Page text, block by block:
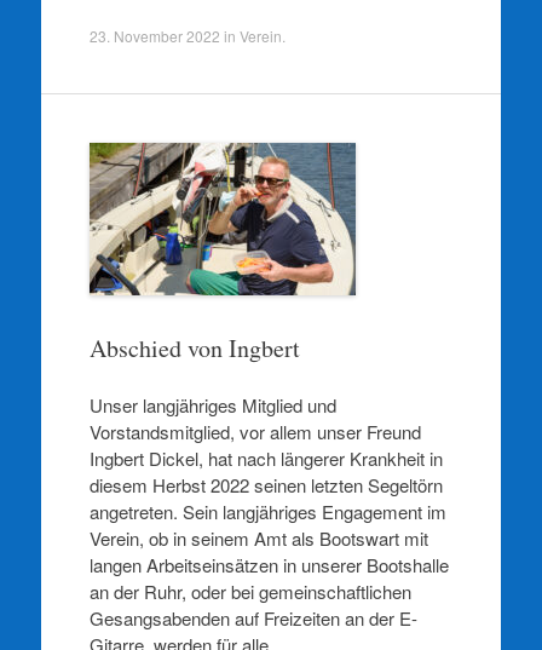
23. November 2022 in Verein
Abschied von Ingbert
Unser langjähriges Mitglied und
Vorstandsmitglied, vor allem unser Freund
Ingbert Dickel, hat nach längerer Krankheit in
diesem Herbst 2022 seinen letzten Segeltörn
angetreten. Sein langjähriges Engagement im
Verein, ob in seinem Amt als Bootswart mit
langen Arbeitseinsätzen in unserer Bootshalle
an der Ruhr, oder bei gemeinschaftlichen
Gesangsabenden auf Freizeiten an der E-